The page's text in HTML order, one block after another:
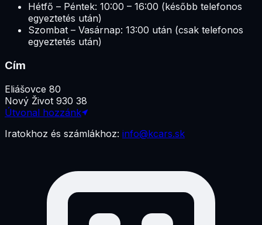
Hétfő – Péntek: 10:00 – 16:00 (később telefonos
egyeztetés után)
Szombat – Vasárnap: 13:00 után (csak telefonos
egyeztetés után)
Cím
Eliášovce 80
Nový Život 930 38
Útvonal hozzánk
Iratokhoz és számlákhoz: info@kcars.sk